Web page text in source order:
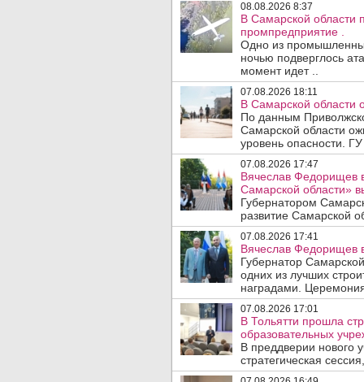
08.08.2026 8:37
В Самарской области
промпредприятие .
Одно из
ночью подверглось
момент идет ..
07.08.2026 18:11
В Самарской области
По данным
Самарской области
уровень опасности.
07.08.2026 17:47
Вячеслав Федорищев
Самарской области»
Губернатором
развитие Самарской
07.08.2026 17:41
Вячеслав Федорищев
Губернатор
одних из лучших
наградами.
07.08.2026 17:01
В Тольятти прошла
образовательных
В преддверии нового
стратегическая